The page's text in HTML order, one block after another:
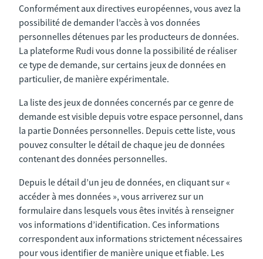
Conformément aux directives européennes, vous avez la
possibilité de demander l’accès à vos données
personnelles détenues par les producteurs de données.
La plateforme Rudi vous donne la possibilité de réaliser
ce type de demande, sur certains jeux de données en
particulier, de manière expérimentale.
La liste des jeux de données concernés par ce genre de
demande est visible depuis votre espace personnel, dans
la partie Données personnelles. Depuis cette liste, vous
pouvez consulter le détail de chaque jeu de données
contenant des données personnelles.
Depuis le détail d’un jeu de données, en cliquant sur «
accéder à mes données », vous arriverez sur un
formulaire dans lesquels vous êtes invités à renseigner
vos informations d’identification. Ces informations
correspondent aux informations strictement nécessaires
pour vous identifier de manière unique et fiable. Les